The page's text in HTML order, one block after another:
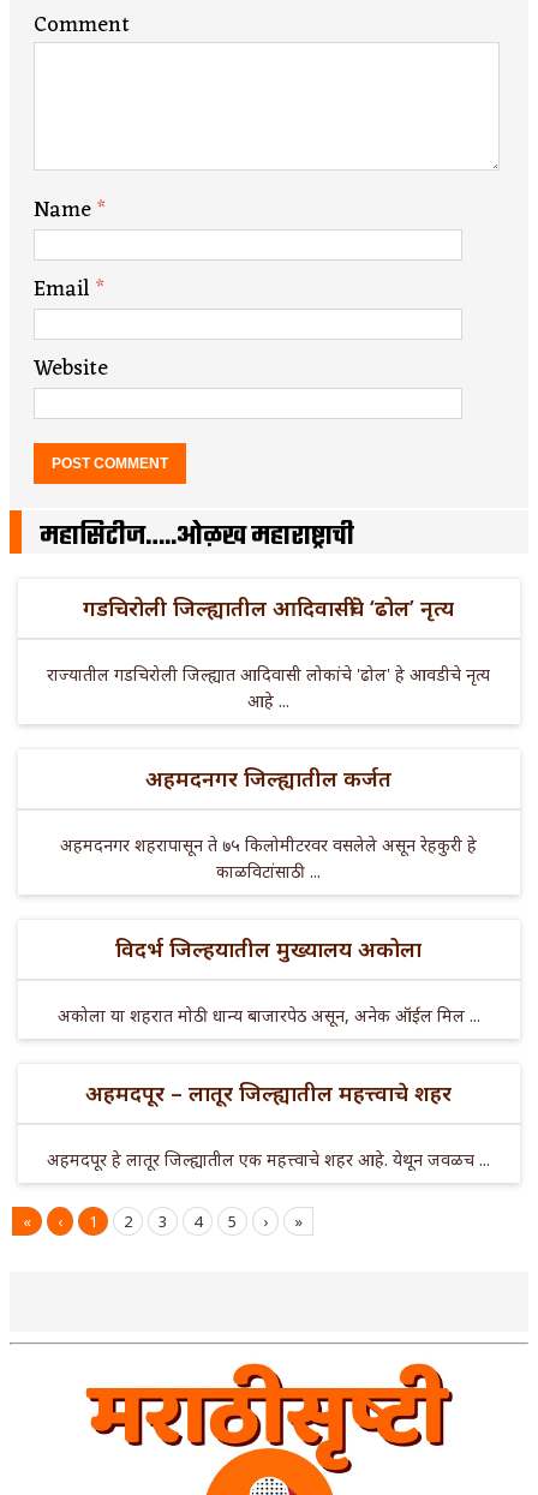
Comment
Name*
Email*
Website
महासिटीज…..ओळख महाराष्ट्राची
गडचिरोली जिल्ह्यातील आदिवासींचे ‘ढोल’ नृत्य
राज्यातील गडचिरोली जिल्ह्यात आदिवासी लोकांचे 'ढोल' हे आवडीचे नृत्य
आहे ...
अहमदनगर जिल्ह्यातील कर्जत
अहमदनगर शहरापासून ते ७५ किलोमीटरवर वसलेले असून रेहकुरी हे
काळविटांसाठी ...
विदर्भ जिल्हयातील मुख्यालय अकोला
अकोला या शहरात मोठी धान्य बाजारपेठ असून, अनेक ऑईल मिल ...
अहमदपूर – लातूर जिल्ह्यातील महत्त्वाचे शहर
अहमदपूर हे लातूर जिल्ह्यातील एक महत्त्वाचे शहर आहे. येथून जवळच ...
« ‹ 1 2 3 4 5 › »